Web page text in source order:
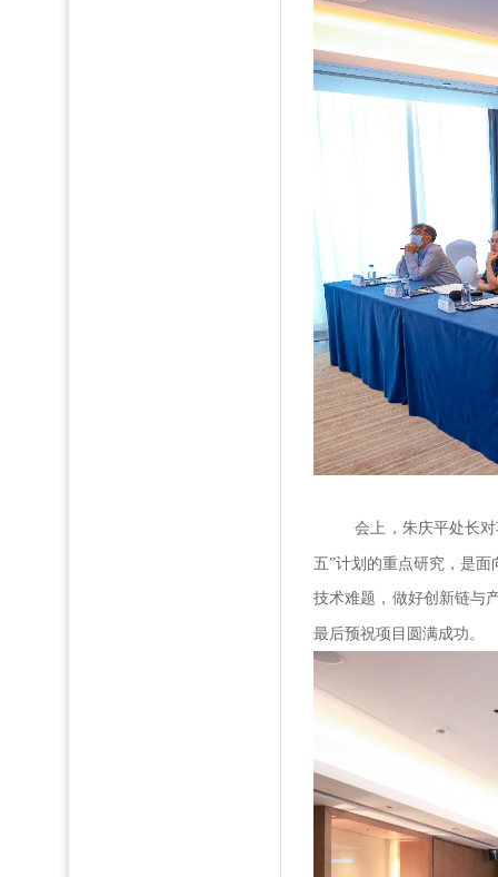
会上，朱庆平处长
五”计划 的重点研究，是面
技术难题，做好创新链与
最后预祝项目圆满成功。